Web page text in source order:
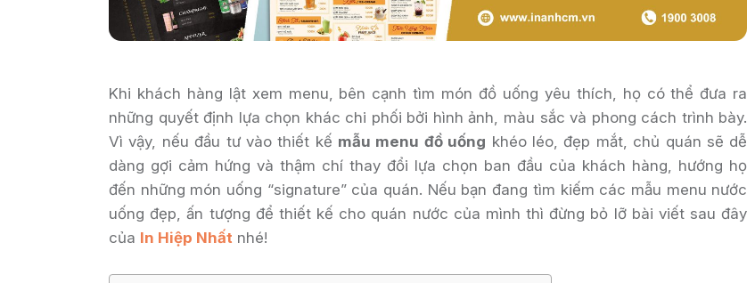
Khi khách hàng lật xem menu, bên cạnh tìm món đồ uống yêu thích, họ có thể đưa ra
những quyết định lựa chọn khác chi phối bởi hình ảnh, màu sắc và phong cách trình bày.
Vì vậy, nếu đầu tư vào thiết kế mẫu menu đồ uống khéo léo, đẹp mắt, chủ quán sẽ dễ
dàng gợi cảm hứng và thậm chí thay đổi lựa chọn ban đầu của khách hàng, hướng họ
đến những món uống “signature” của quán. Nếu bạn đang tìm kiếm các mẫu menu nước
uống đẹp, ấn tượng để thiết kế cho quán nước của mình thì đừng bỏ lỡ bài viết sau đây
của In Hiệp Nhất nhé!